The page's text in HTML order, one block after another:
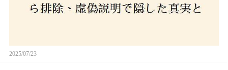
2025/07/23